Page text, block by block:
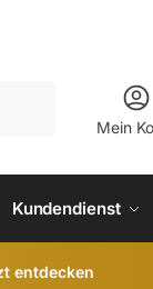
Mein
Kundendienst
entdecken